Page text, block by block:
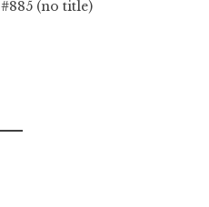
#885 (no title)